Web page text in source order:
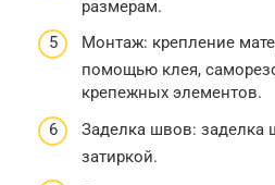
размерам.
Монтаж: крепление
помощью клея,
крепежных элементов.
Заделка швов: заделка
затиркой.